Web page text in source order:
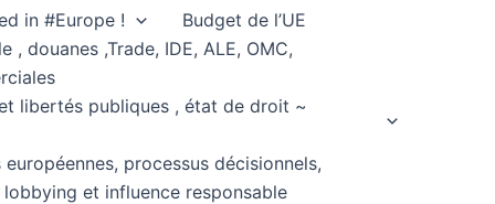
in #Europe !
Budget de l’UE
, douanes ,Trade, IDE, ALE, OMC,
libertés publiques , état de droit ~
processus décisionnels,
et influence responsable